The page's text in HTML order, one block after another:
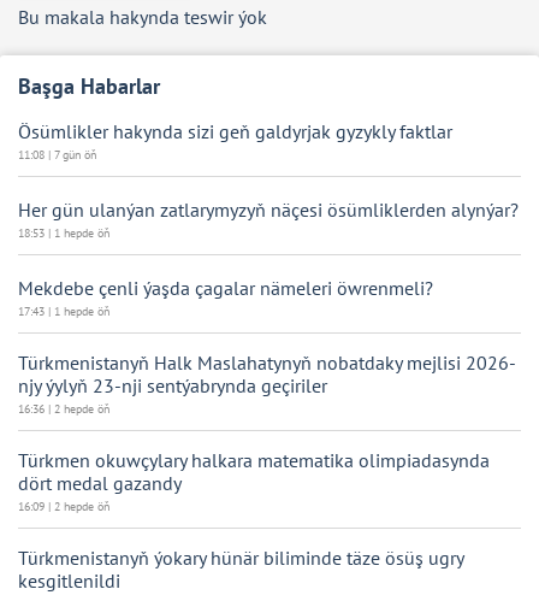
Başga Habarlar
Ösümlikler hakynda sizi geň galdyrjak gyzykly faktlar
11:08 | 7 gün öň
Her gün ulanýan zatlarymyzyň näçesi ösümliklerden alynýar?
18:53 | 1 hepde öň
Mekdebe çenli ýaşda çagalar nämeleri öwrenmeli?
17:43 | 1 hepde öň
Türkmenistanyň Halk Maslahatynyň nobatdaky mejlisi 2026-
njy ýylyň 23-nji sentýabrynda geçiriler
16:36 | 2 hepde öň
Türkmen okuwçylary halkara matematika olimpiadasynda
dört medal gazandy
16:09 | 2 hepde öň
Türkmenistanyň ýokary hünär biliminde täze ösüş ugry
kesgitlenildi
Bu makala hakynda teswir ýok